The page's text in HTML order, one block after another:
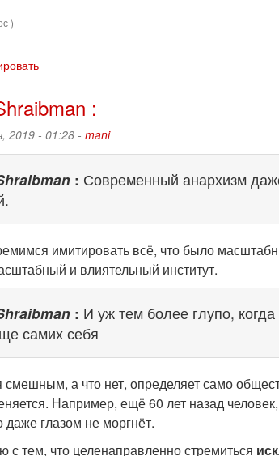
)
:
2019 - 01:28 - mani
: Современный анархизм
имитировать всё, что было
и влиятельный институт.
: И уж тем более глупо,
самих себя
смешным, а что нет, определяет само
Например, ещё 60 лет назад
даже глазом не моргнёт.
с тем, что целенаправленно стремиться